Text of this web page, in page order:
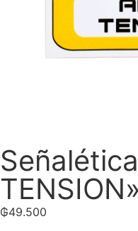
₲49.500